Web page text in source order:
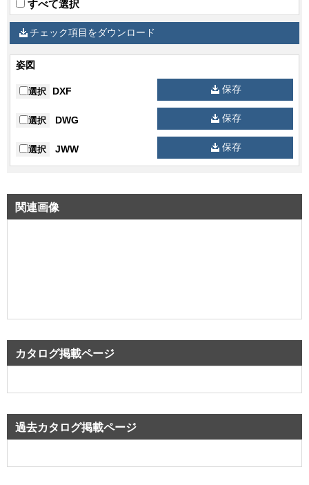
すべて選択
チェック項目をダウンロード
姿図
選択 DXF 保存
選択 DWG 保存
選択 JWW 保存
関連画像
カタログ掲載ページ
過去カタログ掲載ページ